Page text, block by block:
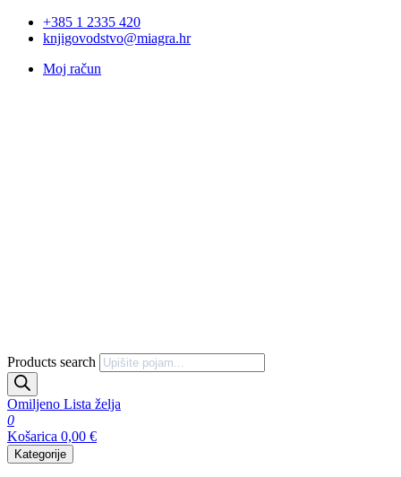
+385 1 2335 420
knjigovodstvo@miagra.hr
Moj račun
Products search
Omiljeno Lista želja
0
Košarica 0,00 €
Kategorije